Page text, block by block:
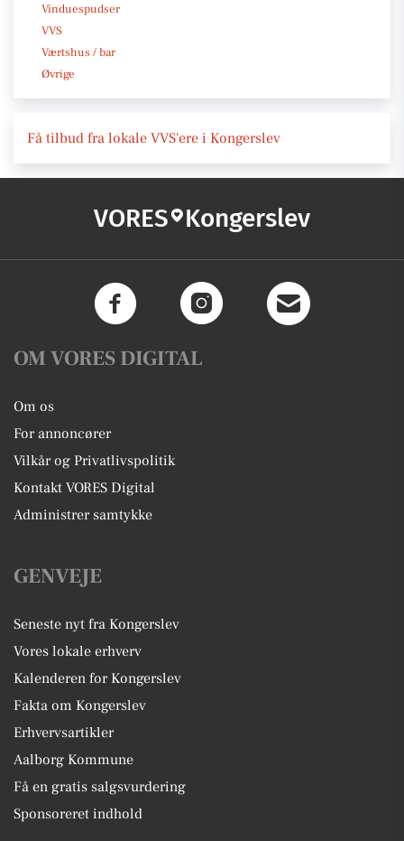
Vinduespudser
VVS
Værtshus / bar
Øvrige
Få tilbud fra lokale VVS'ere i Kongerslev
VORES Kongerslev
OM VORES DIGITAL
Om os
For annoncører
Vilkår og Privatlivspolitik
Kontakt VORES Digital
Administrer samtykke
GENVEJE
Seneste nyt fra Kongerslev
Vores lokale erhverv
Kalenderen for Kongerslev
Fakta om Kongerslev
Erhvervsartikler
Aalborg Kommune
Få en gratis salgsvurdering
Sponsoreret indhold